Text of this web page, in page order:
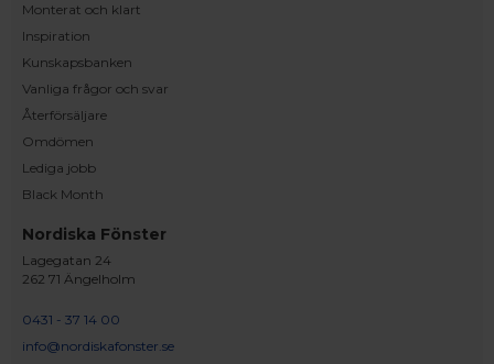
Monterat och klart
Inspiration
Kunskapsbanken
Vanliga frågor och svar
Återförsäljare
Omdömen
Lediga jobb
Black Month
Nordiska Fönster
Lagegatan 24
262 71 Ängelholm
0431 - 37 14 00
info@nordiskafonster.se